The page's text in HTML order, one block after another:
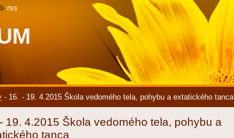
- 16. - 19. 4.2015 Škola vedomého tela, pohybu a extatického tanca
19. 4.2015 Škola vedomého tela, pohybu a
tanca
rss